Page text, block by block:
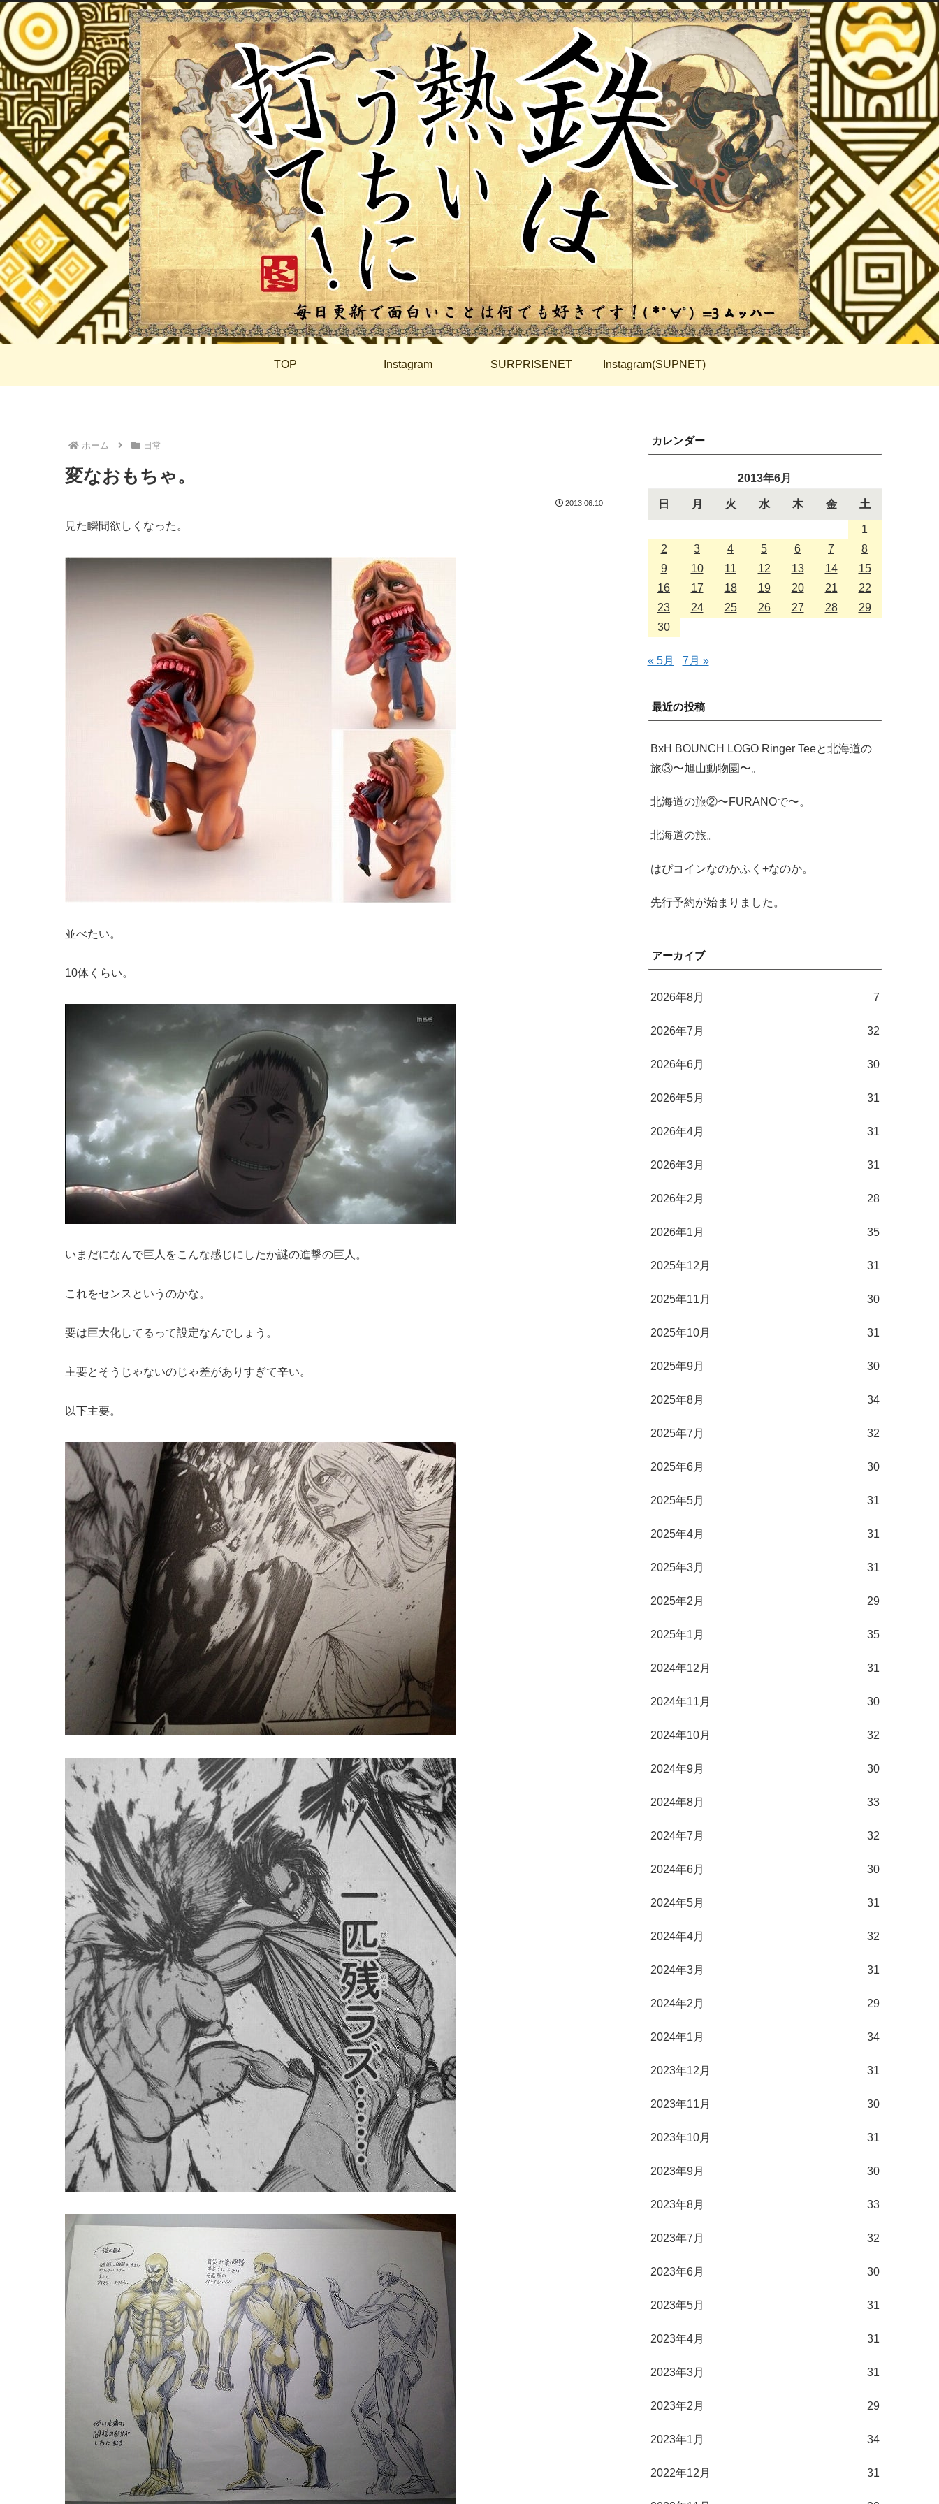
TOP Instagram SURPRISENET Instagram(SUPNET)
ホーム 日常
変なおもちゃ。
2013.06.10
見た瞬間欲しくなった。
並べたい。
10体くらい。
いまだになんで巨人をこんな感じにしたか謎の進撃の巨人。
これをセンスというのかな。
要は巨大化してるって設定なんでしょう。
主要とそうじゃないのじゃ差がありすぎて辛い。
以下主要。
カレンダー
2013年6月
日 月 火 水 木 金 土
1
2
3 4 5 6 7
8
9
10 11 12 13 14
15
16
17 18 19 20 21
22
23
24 25 26 27 28
29
30
« 5月 7月 »
最近の投稿
BxH BOUNCH LOGO Ringer Teeと北海道の
旅③〜旭山動物園〜。
北海道の旅②〜FURANOで〜。
北海道の旅。
はぴコインなのかふく+なのか。
先行予約が始まりました。
アーカイブ
2026年8月 7
2026年7月 32
2026年6月 30
2026年5月 31
2026年4月 31
2026年3月 31
2026年2月 28
2026年1月 35
2025年12月 31
2025年11月 30
2025年10月 31
2025年9月 30
2025年8月 34
2025年7月 32
2025年6月 30
2025年5月 31
2025年4月 31
2025年3月 31
2025年2月 29
2025年1月 35
2024年12月 31
2024年11月 30
2024年10月 32
2024年9月 30
2024年8月 33
2024年7月 32
2024年6月 30
2024年5月 31
2024年4月 32
2024年3月 31
2024年2月 29
2024年1月 34
2023年12月 31
2023年11月 30
2023年10月 31
2023年9月 30
2023年8月 33
2023年7月 32
2023年6月 30
2023年5月 31
2023年4月 31
2023年3月 31
2023年2月 29
2023年1月 34
2022年12月 31